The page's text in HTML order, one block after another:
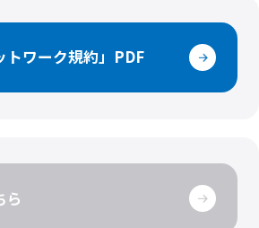
トワーク規約」PDF
ら